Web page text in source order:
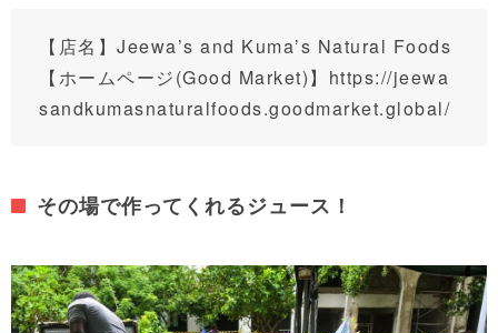
【店名】Jeewa’s and Kuma’s Natural Foods
【ホームページ(Good Market)】 https://jeewa
sandkumasnaturalfoods.goodmarket.global/
その場で作ってくれるジュース！